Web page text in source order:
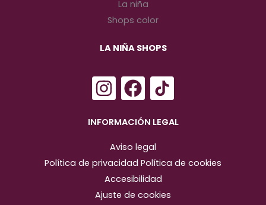
LA NIÑA SHOPS
I
n
s
a
g
r
F
a
c
e
b
o
o
INFORMACIÓN LEGAL
Aviso legal
Política de privacidad Política de cookies
Accesibilidad
Ajuste de cookies